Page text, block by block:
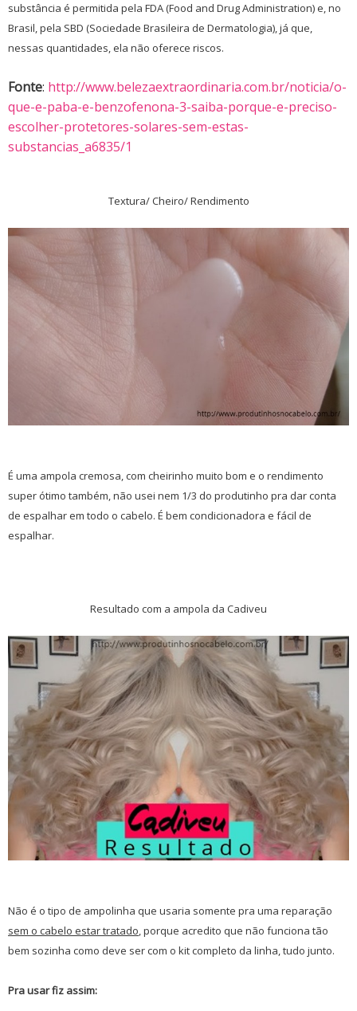
substância é permitida pela FDA (Food and Drug Administration) e, no
Brasil, pela SBD (Sociedade Brasileira de Dermatologia), já que,
nessas quantidades, ela não oferece riscos.
Fonte: http://www.belezaextraordinaria.com.br/noticia/o-
que-e-paba-e-benzofenona-3-saiba-porque-e-preciso-
escolher-protetores-solares-sem-estas-
substancias_a6835/1
Textura/ Cheiro/ Rendimento
É uma ampola cremosa, com cheirinho muito bom e o rendimento
super ótimo também, não usei nem 1/3 do produtinho pra dar conta
de espalhar em todo o cabelo. É bem condicionadora e fácil de
espalhar.
Resultado com a ampola da Cadiveu
Não é o tipo de ampolinha que usaria somente pra uma reparação
sem o cabelo estar tratado, porque acredito que não funciona tão
bem sozinha como deve ser com o kit completo da linha, tudo junto.
Pra usar fiz assim: